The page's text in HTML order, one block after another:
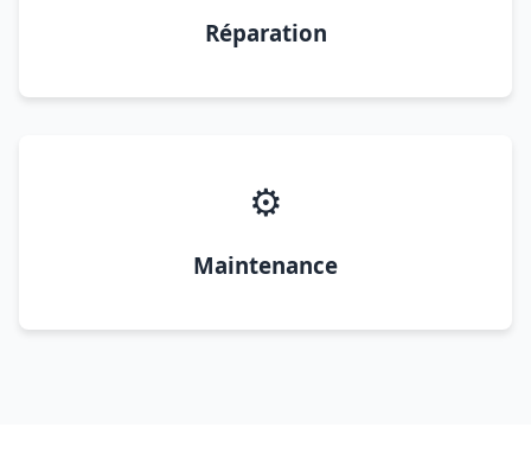
Réparation
⚙️
Maintenance